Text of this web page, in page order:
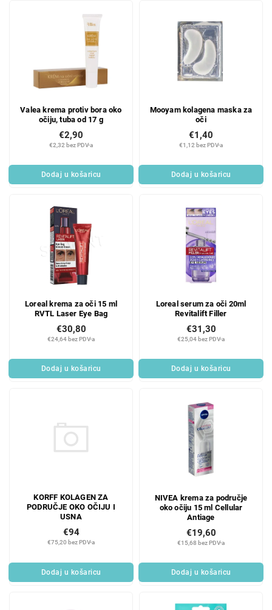
Valea krema protiv bora oko
očiju, tuba od 17 g
€2,32 bez PDV-a
€2,90
Dodaj u košaricu
Mooyam kolagena maska za
oči
€1,12 bez PDV-a
€1,40
Dodaj u košaricu
Loreal krema za oči 15 ml
RVTL Laser Eye Bag
€24,64 bez PDV-a
€30,80
Dodaj u košaricu
Loreal serum za oči 20ml
Revitalift Filler
€25,04 bez PDV-a
€31,30
Dodaj u košaricu
KORFF KOLAGEN ZA
PODRUČJE OKO OČIJU I
USNA
€75,20 bez PDV-a
€94
Dodaj u košaricu
NIVEA krema za područje
oko očiju 15 ml Cellular
Antiage
€15,68 bez PDV-a
€19,60
Dodaj u košaricu